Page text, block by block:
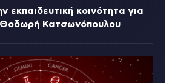
εκπαιδευτική κοινότητα για
Κατσωνόπουλου